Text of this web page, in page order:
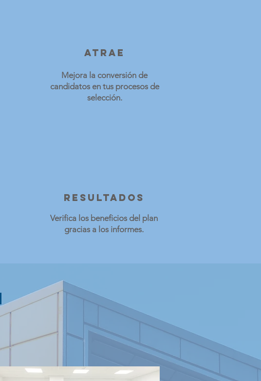
Atrae
Mejora la conversión de
candidatos en tus procesos de
selección.
Resultados
Verifica los beneficios del plan
gracias a los informes.